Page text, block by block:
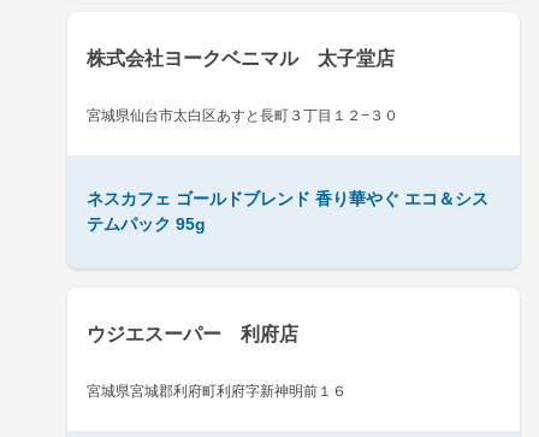
株式会社ヨークベニマル 太子堂店
宮城県仙台市太白区あすと長町３丁目１２−３０
ネスカフェ ゴールドブレンド 香り華やぐ エコ＆シス
テムパック 95g
ウジエスーパー 利府店
宮城県宮城郡利府町利府字新神明前１６